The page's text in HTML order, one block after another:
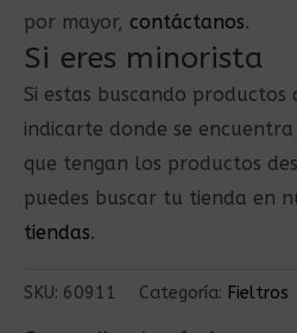
por mayor, contáctanos.
Si eres minorista
Si estas buscando
indicarte donde se
que tengan los productos
puedes buscar tu tienda en
tiendas.
SKU: 60911 Categoría: Fieltros